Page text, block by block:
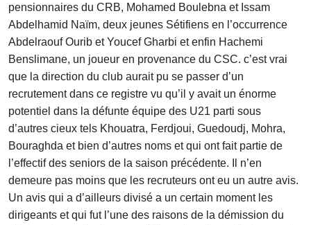
pensionnaires du CRB, Mohamed Boulebna et Issam
Abdelhamid Naïm, deux jeunes Sétifiens en l’occurrence
Abdelraouf Ourib et Youcef Gharbi et enfin Hachemi
Benslimane, un joueur en provenance du CSC. c’est vrai
que la direction du club aurait pu se passer d’un
recrutement dans ce registre vu qu’il y avait un énorme
potentiel dans la défunte équipe des U21 parti sous
d’autres cieux tels Khouatra, Ferdjoui, Guedoudj, Mohra,
Bouraghda et bien d’autres noms et qui ont fait partie de
l’effectif des seniors de la saison précédente. Il n’en
demeure pas moins que les recruteurs ont eu un autre avis.
Un avis qui a d’ailleurs divisé a un certain moment les
dirigeants et qui fut l’une des raisons de la démission du